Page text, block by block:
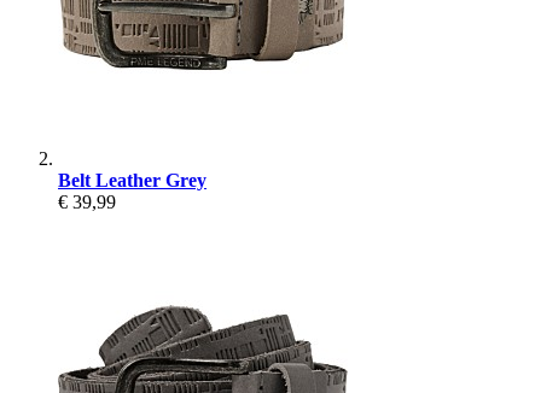
Belt Leather Grey
€ 39,99